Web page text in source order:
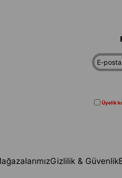
Üyelik
Gizlilik & Güvenlik